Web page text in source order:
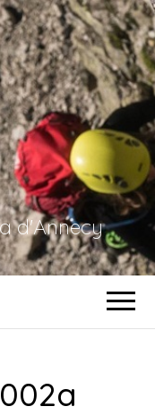
d'Annecy